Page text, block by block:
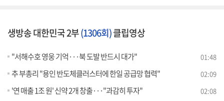
생방송 대한민국 2부(1306회)클립영상
"서해수호 영웅 기억···북 도발 반드시 대가" 01:48
추 부총리 "용인 반도체클러스터에 한일 공급망 협력" 02:09
'연 매출 1조 원' 신약 2개 창출···"과감히 투자" 02:08